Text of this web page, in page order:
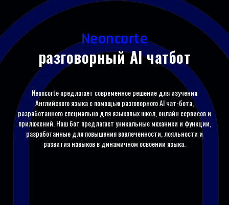
Neoncorte
разговорный AI чатбот
Neoncorteпредлагает современное решение для изучения
Английского языка с помощью разговорногоAIчат-бота,
разработанного специально для языковых школ, онлайн сервисов и
приложений. Наш бот предлагает уникальные механики и функции,
разработанные для повышения вовлеченности, лояльности и
развития навыков в динамичном освоении языка.